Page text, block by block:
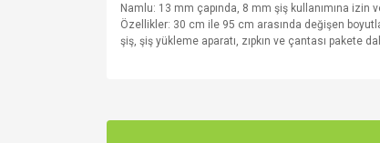
Namlu: 13 mm çapında, 8 mm şiş kullanımına izin
Özellikler: 30 cm ile 95 cm arasında değişen
şiş, şiş yükleme aparatı, zıpkın ve çantası pakete